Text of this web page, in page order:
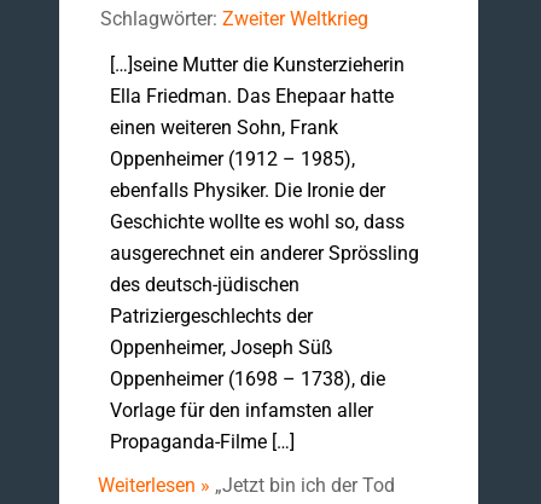
Schlagwörter: Zweiter Weltkrieg
[…]seine Mutter die Kunsterzieherin
Ella Friedman. Das Ehepaar hatte
einen weiteren Sohn, Frank
Oppenheimer (1912 – 1985),
ebenfalls Physiker. Die Ironie der
Geschichte wollte es wohl so, dass
ausgerechnet ein anderer Sprössling
des deutsch-jüdischen
Patriziergeschlechts der
Oppenheimer, Joseph Süß
Oppenheimer (1698 – 1738), die
Vorlage für den infamsten aller
Propaganda-Filme […]
Weiterlesen » „Jetzt bin ich der Tod